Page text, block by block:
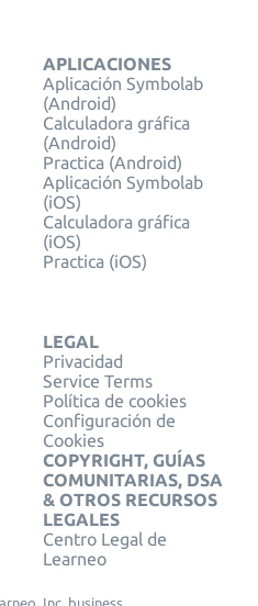
APLICACIONES
Aplicación Symbolab
(Android)
Calculadora gráfica
(Android)
Practica (Android)
Aplicación Symbolab
(iOS)
Calculadora gráfica
(iOS)
Practica (iOS)
LEGAL
Privacidad
Service Terms
Política de cookies
Configuración de
Cookies
COPYRIGHT, GUÍAS
COMUNITARIAS, DSA
& OTROS RECURSOS
LEGALES
Centro Legal de
Learneo